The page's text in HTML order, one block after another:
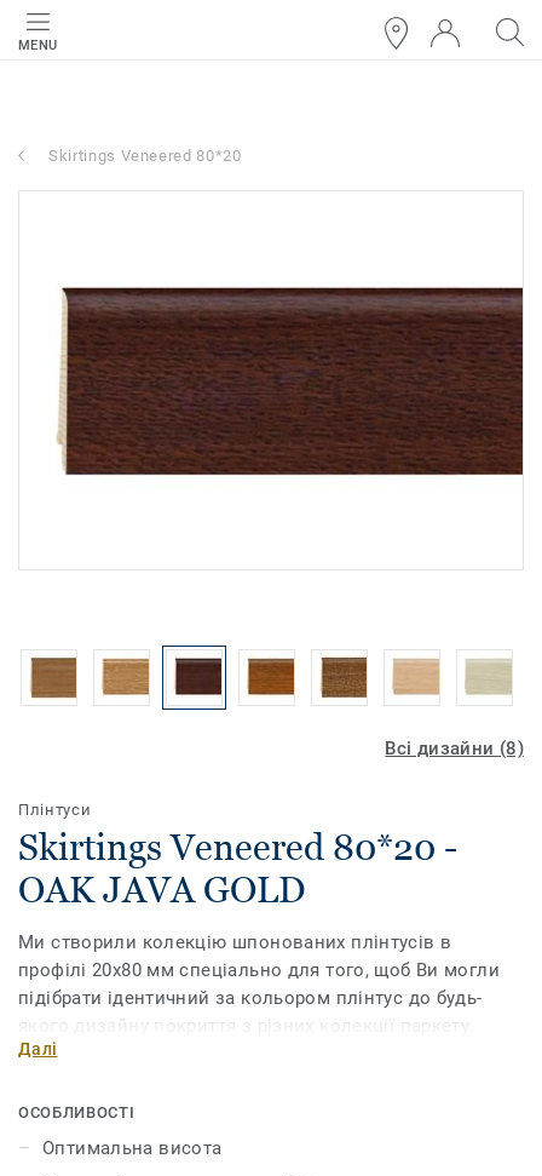
MENU
Skirtings Veneered 80*20
Всі дизайни (8)
Плінтуси
Skirtings Veneered 80*20 -
OAK JAVA GOLD
Ми створили колекцію шпонованих плінтусів в
профілі 20х80 мм спеціально для того, щоб Ви могли
підібрати ідентичний за кольором плінтус до будь-
якого дизайну покриття з різних колекції паркету.
Далі
ОСОБЛИВОСТІ
Оптимальна висота